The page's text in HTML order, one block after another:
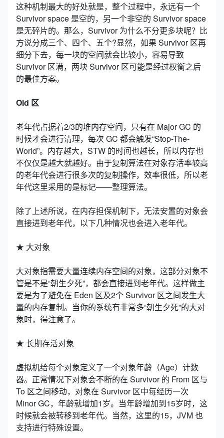
这种机制最大的好处就是，整个过程中，永远有一个
Survivor space 是空的，另一个非空的 Survivor space
是无碎片的。那么，Survivor 为什么不分更多块呢？比
方说分成三个、四个、五个?显然，如果 Survivor 区再
细分下去，每一块的空间就会比较小，容易导致
Survivor 区满，两块 Survivor 区可能是经过权衡之后
的最佳方案。
Old 区
老年代占据着2/3的堆内存空间，只有在 Major GC 的
时候才会进行清理，每次 GC 都会触发“Stop-The-
World”。内存越大，STW 的时间也越长，所以内存也
不仅仅是越大就越好。由于复制算法在对象存活率较高
的老年代会进行很多次的复制操作，效率很低，所以老
年代这里采用的是标记——整理算法。
除了上述所说，在内存担保机制下，无法安置的对象会
直接进到老年代，以下几种情况也会进入老年代。
★ 大对象
大对象指需要大量连续内存空间的对象，这部分对象不
管是不是“朝生夕死”，都会直接进到老年代。这样做主
要是为了避免在 Eden 区及2个 Survivor 区之间发生大
量的内存复制。当你的系统有非常多“朝生夕死”的大对
象时，得注意了。
★ 长期存活对象
虚拟机给每个对象定义了一个对象年龄（Age）计数
器。正常情况下对象会不断的在 Survivor 的 From 区与
To 区之间移动，对象在 Survivor 区中每经历一次
Minor GC，年龄就增加1岁。当年龄增加到15岁时，这
时候就会被转移到老年代。当然，这里的15，JVM 也
支持进行特殊设置。